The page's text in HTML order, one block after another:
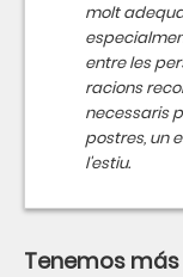
molt
entre les
racions
necessaris
postres, un
l'estiu.
Tenemos